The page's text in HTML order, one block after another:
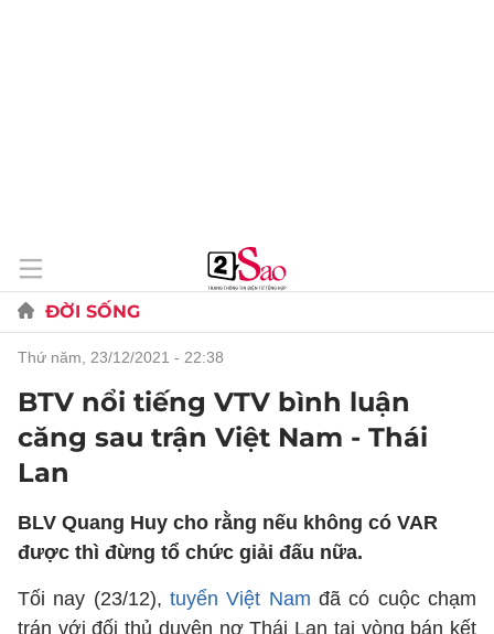
ĐỜI SỐNG
thứ năm, 23/12/2021 - 22:38
BTV nổi tiếng VTV bình luận
căng sau trận Việt Nam - Thái
Lan
BLV Quang Huy cho rằng nếu không có VAR
được thì đừng tổ chức giải đấu nữa.
Tối nay (23/12), tuyển Việt Nam đã có cuộc chạm
trán với đối thủ duyên nợ Thái Lan tại vòng bán kết